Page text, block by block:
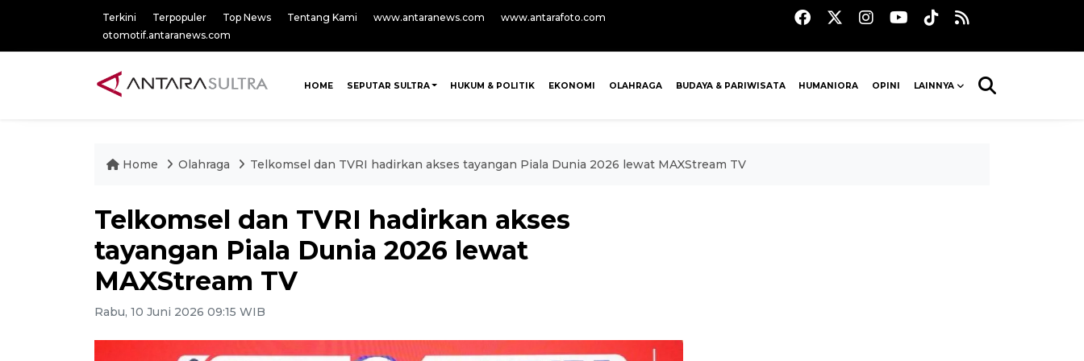
Terkini Terpopuler Top News Tentang Kami www.antaranews.com
www.antarafoto.com
otomotif.antaranews.com
HOME SEPUTAR SULTRA HUKUM & POLITIK EKONOMI OLAHRAGA BUDAYA & PARIWISATA HUMANIORA OPINI LAINNYA
Home Olahraga Telkomsel dan TVRI hadirkan akses tayangan Piala Dunia 2026 lewat MAXStream TV
Telkomsel dan TVRI hadirkan akses
tayangan Piala Dunia 2026 lewat
MAXStream TV
Rabu, 10 Juni 2026 09:15 WIB